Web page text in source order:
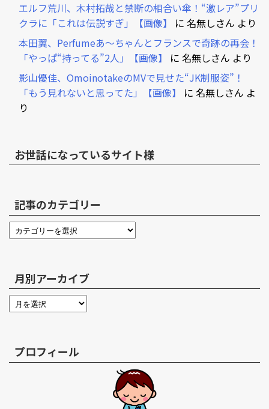
エルフ荒川、木村拓哉と禁断の相合い傘！“激レア”プリ
クラに「これは伝説すぎ」【画像】
に 名無しさん より
本田翼、Perfumeあ～ちゃんとフランスで奇跡の再会！
「やっぱ“持ってる”2人」【画像】
に 名無しさん より
影山優佳、OmoinotakeのMVで見せた“JK制服姿”！
「もう見れないと思ってた」【画像】
に 名無しさん よ
り
お世話になっているサイト様
記事のカテゴリー
月別アーカイブ
プロフィール